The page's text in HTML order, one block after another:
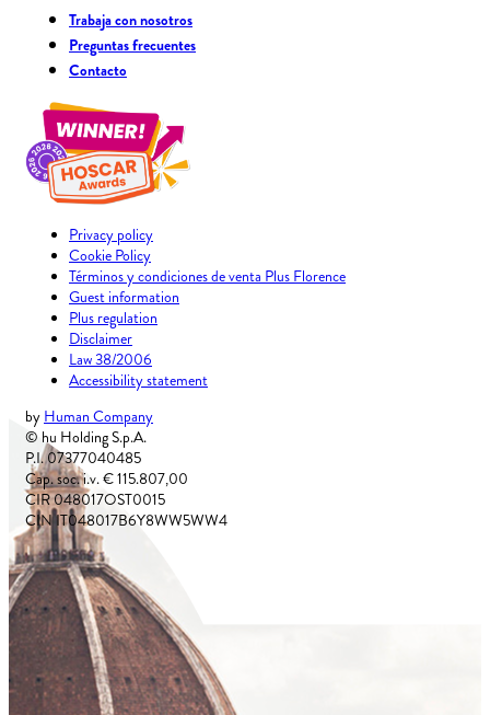
Trabaja con nosotros
Preguntas frecuentes
Contacto
Privacy policy
Cookie Policy
Términos y condiciones de venta Plus Florence
Guest information
Plus regulation
Disclaimer
Law 38/2006
Accessibility statement
by Human Company
© hu Holding S.p.A.
P.I. 07377040485
Cap. soc. i.v. € 115.807,00
CIR 048017OST0015
CIN IT048017B6Y8WW5WW4